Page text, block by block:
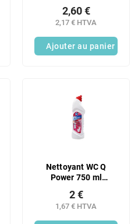
2,17 € HTVA
2,60 €
Ajouter au panier
Nettoyant WC Q
Power 750 ml
1,67 € HTVA
2 €